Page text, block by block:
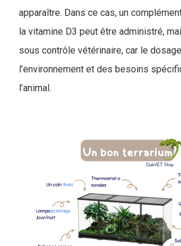
apparaître. Dans ce cas, un
la vitamine D3 peut être administré,
sous contrôle vétérinaire, car le
l’environnement et des besoins
l’animal.